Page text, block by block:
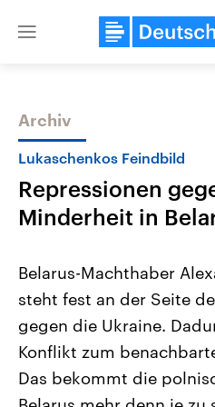
Close
Themen
Landtagswahl Sachsen-Anhalt
2026
Alle Informationen
Sachsen-Anhalt wählt am 6.
September 2026 einen neuen
Landtag. Seit 2021 wird das
Bundesland von einer Koalition
Archiv
Lukaschenkos Feindbild
Repressionen
Minderheit in
Belarus-Machthaber
steht fest an der Seite
gegen die Ukraine.
Konflikt zum
Das bekommt die